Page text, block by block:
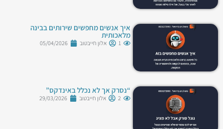
איך אנשים מחפשים שירותים בבינה
מלאכותית
1 אלון חייבטוב 05/04/2026
“נסרק אך לא נכלל באינדקס”
2 אלון חייבטוב 29/03/2026